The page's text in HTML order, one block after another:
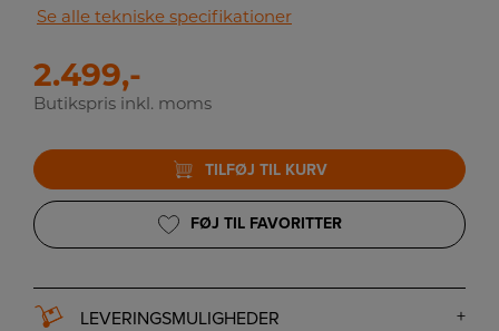
Se alle tekniske specifikationer
2.499,-
Butikspris inkl. moms
TILFØJ TIL KURV
FØJ TIL FAVORITTER
LEVERINGSMULIGHEDER